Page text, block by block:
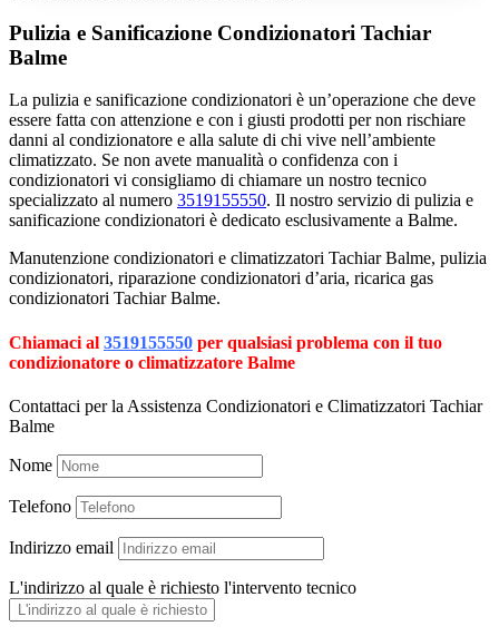
Pulizia e Sanificazione Condizionatori Tachiar
Balme
La pulizia e sanificazione condizionatori è un’operazione che deve
essere fatta con attenzione e con i giusti prodotti per non rischiare
danni al condizionatore e alla salute di chi vive nell’ambiente
climatizzato. Se non avete manualità o confidenza con i
condizionatori vi consigliamo di chiamare un nostro tecnico
specializzato al numero 3519155550. Il nostro servizio di pulizia e
sanificazione condizionatori è dedicato esclusivamente a Balme.
Manutenzione condizionatori e climatizzatori Tachiar Balme, pulizia
condizionatori, riparazione condizionatori d’aria, ricarica gas
condizionatori Tachiar Balme.
Chiamaci al 3519155550 per qualsiasi problema con il tuo
condizionatore o climatizzatore Balme
Contattaci per la Assistenza Condizionatori e Climatizzatori Tachiar
Balme
Nome
Telefono
Indirizzo email
L'indirizzo al quale è richiesto l'intervento tecnico